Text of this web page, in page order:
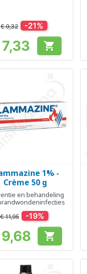
€ 9,32 -21%
Prijs 
Snel bekijken
1% -
Crème 50 g
en behandeling
€ 11,95 -19%
Prijs 